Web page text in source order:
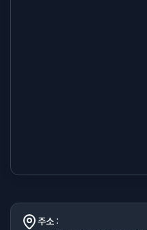
주소 :